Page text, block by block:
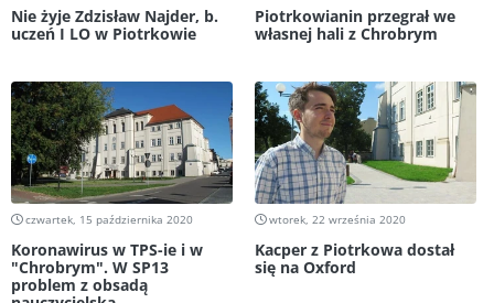
Nie żyje Zdzisław Najder, b.
uczeń I LO w Piotrkowie
Piotrkowianin przegrał we
własnej hali z Chrobrym
czwartek, 15 października 2020
Koronawirus w TPS-ie i w
"Chrobrym". W SP13
problem z obsadą
wtorek, 22 września 2020
Kacper z Piotrkowa dostał
się na Oxford